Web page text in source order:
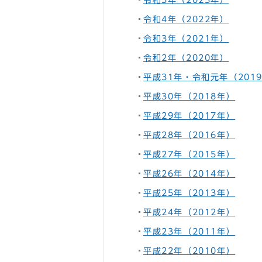
令和4年（2022年）
令和3年（2021年）
令和2年（2020年）
平成31年・令和元年（
平成30年（2018年）
平成29年（2017年）
平成28年（2016年）
平成27年（2015年）
平成26年（2014年）
平成25年（2013年）
平成24年（2012年）
平成23年（2011年）
平成22年（2010年）